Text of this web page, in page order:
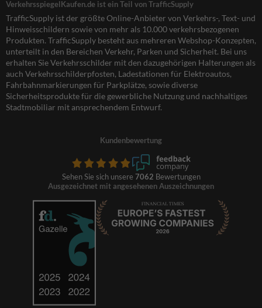
VerkehrsspiegelKaufen.de ist ein Teil von TrafficSupply
TrafficSupply ist der größte Online-Anbieter von Verkehrs-, Text- und
Hinweisschildern sowie von mehr als 10.000 verkehrsbezogenen
Produkten. TrafficSupply besteht aus mehreren Webshop-Konzepten,
unterteilt in den Bereichen Verkehr, Parken und Sicherheit. Bei uns
erhalten Sie Verkehrsschilder mit den dazugehörigen Halterungen als
auch Verkehrsschilderpfosten, Ladestationen für Elektroautos,
Fahrbahnmarkierungen für Parkplätze, sowie diverse
Sicherheitsprodukte für die gewerbliche Nutzung und nachhaltiges
Stadtmobiliar mit ansprechendem Entwurf.
Kundenbewertung
Sehen Sie sich unsere 7062 Bewertungen
Ausgezeichnet mit angesehenen Auszeichnungen